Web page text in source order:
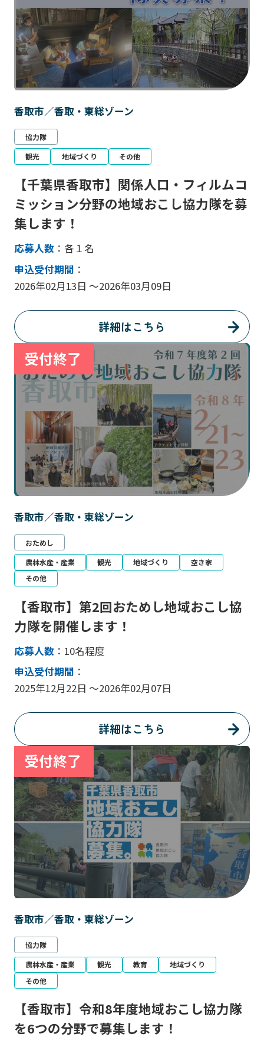
香取市／香取・東総ゾーン
協力隊
観光
地域づくり その他
【千葉県香取市】関係人口・フィルムコ
ミッション分野の地域おこし協力隊を募
集します！
応募人数：各１名
申込受付期間 ：
2026年02月13日 ～2026年03月09日
詳細はこちら
香取市／香取・東総ゾーン
おためし
農林水産・産業
観光 地域づくり
空き家
その他
【香取市】第2回おためし地域おこし協
力隊を開催します！
応募人数：10名程度
申込受付期間 ：
2025年12月22日 ～2026年02月07日
詳細はこちら
香取市／香取・東総ゾーン
協力隊
農林水産・産業
観光 教育
地域づくり
その他
【香取市】令和8年度地域おこし協力隊
を6つの分野で募集します！